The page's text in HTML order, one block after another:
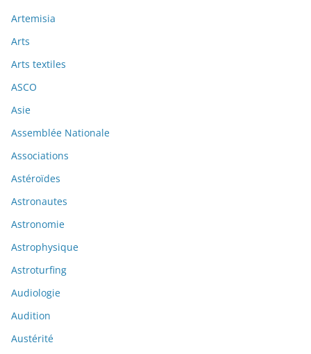
Artemisia
Arts
Arts textiles
ASCO
Asie
Assemblée Nationale
Associations
Astéroïdes
Astronautes
Astronomie
Astrophysique
Astroturfing
Audiologie
Audition
Austérité